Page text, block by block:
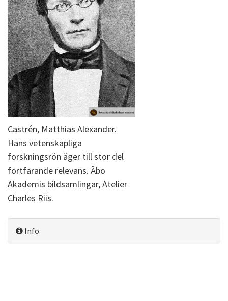
Castrén, Matthias Alexander.
Hans vetenskapliga
forskningsrön äger till stor del
fortfarande relevans. Åbo
Akademis bildsamlingar, Atelier
Charles Riis.
Info